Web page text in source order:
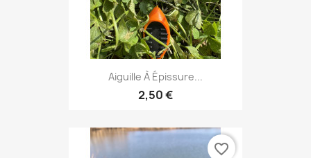
Aiguille À Épissure...
2,50 €
favorite_border